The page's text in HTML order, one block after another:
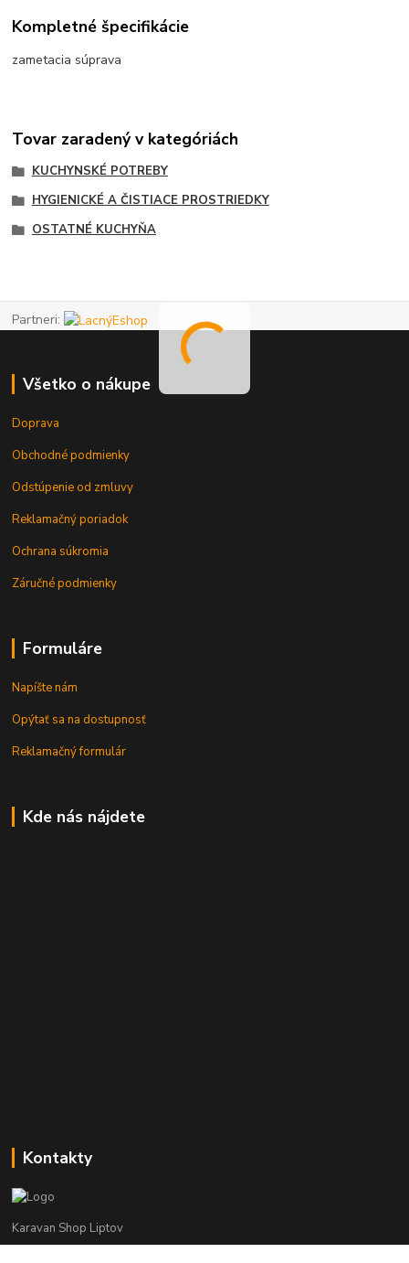
Kompletné špecifikácie
zametacia súprava
Tovar zaradený v kategóriách
KUCHYNSKÉ POTREBY
HYGIENICKÉ A ČISTIACE PROSTRIEDKY
OSTATNÉ KUCHYŇA
Partneri:
Všetko o nákupe
Doprava
Obchodné podmienky
Odstúpenie od zmluvy
Reklamačný poriadok
Ochrana súkromia
Záručné podmienky
Formuláre
Napíšte nám
Opýtať sa na dostupnosť
Reklamačný formulár
Kde nás nájdete
Kontakty
Karavan Shop Liptov